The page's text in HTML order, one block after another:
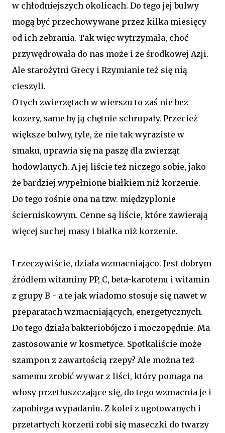
w chłodniejszych okolicach. Do tego jej bulwy
mogą być przechowywane przez kilka miesięcy
od ich zebrania. Tak więc wytrzymała, choć
przywędrowała do nas może i ze środkowej Azji.
Ale starożytni Grecy i Rzymianie też się nią
cieszyli.
O tych zwierzętach w wierszu to zaś nie bez
kozery, same by ją chętnie schrupały. Przecież
większe bulwy, tyle, że nie tak wyraziste w
smaku, uprawia się na paszę dla zwierząt
hodowlanych. A jej liście też niczego sobie, jako
że bardziej wypełnione białkiem niż korzenie.
Do tego rośnie ona na tzw. międzyplonie
ścierniskowym. Cenne są liście, które zawierają
więcej suchej masy i białka niż korzenie.
I rzeczywiście, działa wzmacniająco. Jest dobrym
źródłem witaminy PP, C, beta-karotenu i witamin
z grupy B - a te jak wiadomo stosuje się nawet w
preparatach wzmacniających, energetycznych.
Do tego działa bakteriobójczo i moczopędnie. Ma
zastosowanie w kosmetyce. Spotkaliście może
szampon z zawartością rzepy? Ale można też
samemu zrobić wywar z liści, który pomaga na
włosy przetłuszczające się, do tego wzmacnia je i
zapobiega wypadaniu. Z kolei z ugotowanych i
przetartych korzeni robi się maseczki do twarzy